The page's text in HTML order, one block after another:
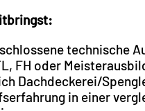
technische
FH oder
Dachdeckerei/
in einer